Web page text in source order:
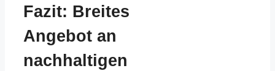
Fazit: Breites
Angebot an
nachhaltigen